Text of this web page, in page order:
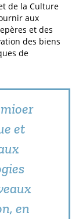
de la Culture
aux
et des
des biens
de
et
en